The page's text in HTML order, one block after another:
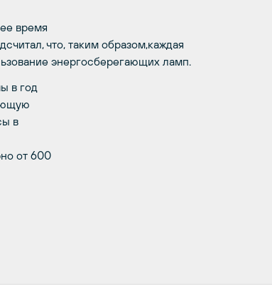
время
что, таким образом,каждая
энергосберегающих ламп.
в год
в
от 600